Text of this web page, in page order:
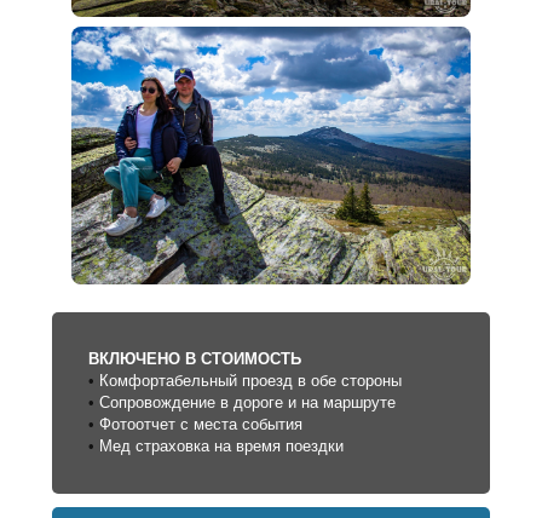
ВКЛЮЧЕНО В СТОИМОСТЬ
Комфортабельный проезд в обе стороны
Сопровождение в дороге и на маршруте
Фотоотчет с места события
Мед страховка на время поездки